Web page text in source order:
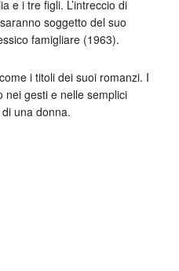
e i tre figli. L’intreccio di
soggetto del suo
famigliare (1963).
i titoli dei suoi romanzi. I
nei gesti e nelle semplici
una donna.